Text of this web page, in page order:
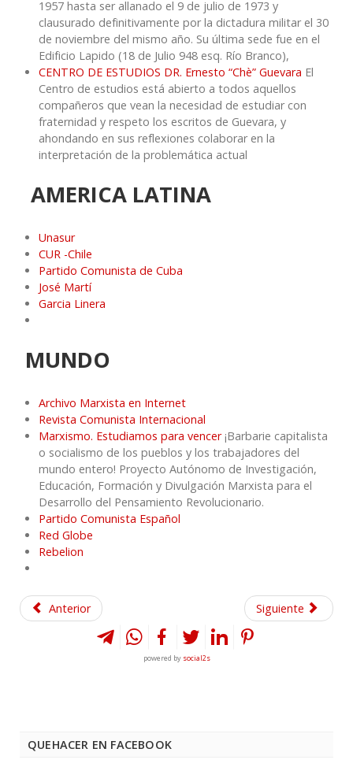
1957 hasta ser allanado el 9 de julio de 1973 y
clausurado definitivamente por la dictadura militar el 30
de noviembre del mismo año. Su última sede fue en el
Edificio Lapido (18 de Julio 948 esq. Río Branco),
CENTRO DE ESTUDIOS DR. Ernesto “Chè” Guevara El
Centro de estudios está abierto a todos aquellos
compañeros que vean la necesidad de estudiar con
fraternidad y respeto los escritos de Guevara, y
ahondando en sus reflexiones colaborar en la
interpretación de la problemática actual
AMERICA LATINA
Unasur
CUR -Chile
Partido Comunista de Cuba
José Martí
Garcia Linera
MUNDO
Archivo Marxista en Internet
Revista Comunista Internacional
Marxismo. Estudiamos para vencer¡Barbarie capitalista
o socialismo de los pueblos y los trabajadores del
mundo entero! Proyecto Autónomo de Investigación,
Educación, Formación y Divulgación Marxista para el
Desarrollo del Pensamiento Revolucionario.
Partido Comunista Español
Red Globe
Rebelion
Anterior Siguiente
powered by social2s
QUEHACER EN FACEBOOK